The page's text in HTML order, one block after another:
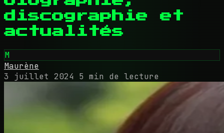
discographie et
actualités
M
Maurène
3 juillet 2024 5 min de lecture